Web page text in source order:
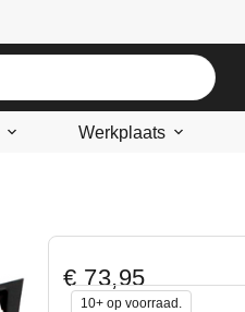
Werkplaats
€73,95
10+ op voorraad.